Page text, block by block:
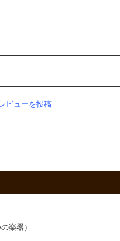
レビューを投稿
楽器）